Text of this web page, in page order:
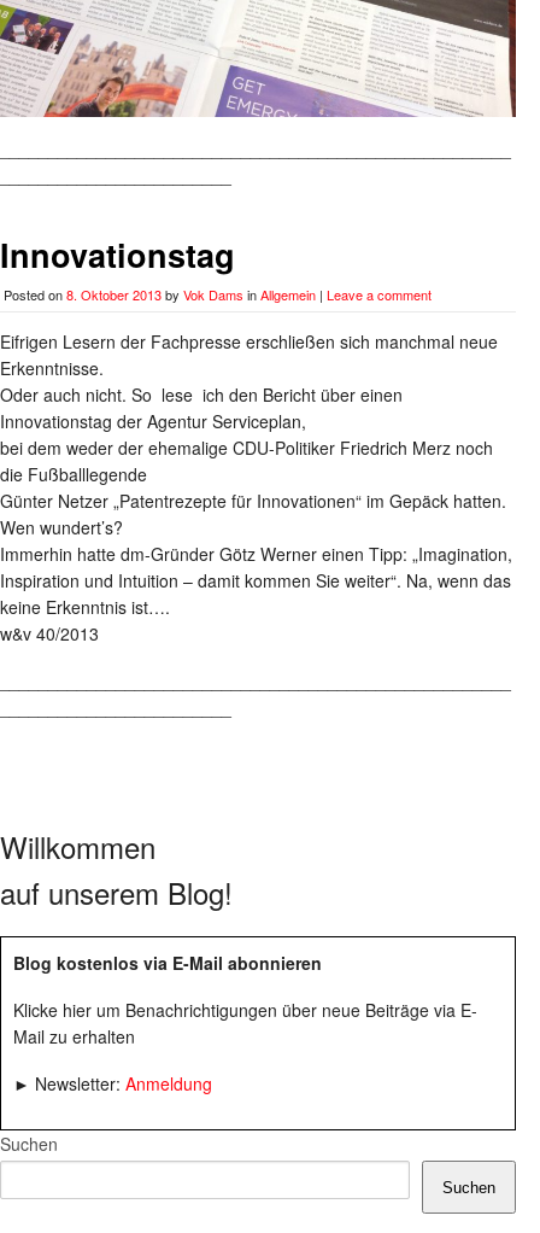
Innovationstag
Posted on8. Oktober 2013by Vok Dams inAllgemein | Leave a comment
Eifrigen Lesern der Fachpresse erschließen sich manchmal neue
Erkenntnisse.
Oder auch nicht. So lese ich den Bericht über einen
Innovationstag der Agentur Serviceplan,
bei dem weder der ehemalige CDU-Politiker Friedrich Merz noch
die Fußballlegende
Günter Netzer „Patentrezepte für Innovationen“ im Gepäck hatten.
Wen wundert’s?
Immerhin hatte dm-Gründer Götz Werner einen Tipp: „Imagination,
Inspiration und Intuition – damit kommen Sie weiter“. Na, wenn das
keine Erkenntnis ist….
w&v 40/2013
Willkommen
auf unserem Blog!
Blog kostenlos via E-Mail abonnieren
Klicke hier um Benachrichtigungen über neue Beiträge via E-
Mail zu erhalten
► Newsletter: Anmeldung
Suchen
Suchen